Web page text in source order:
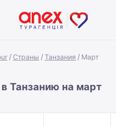
Страны Танзания Март
Танзанию на март